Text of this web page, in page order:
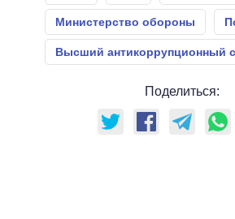
Министерство обороны
Высший антикоррупционный
Поделиться: